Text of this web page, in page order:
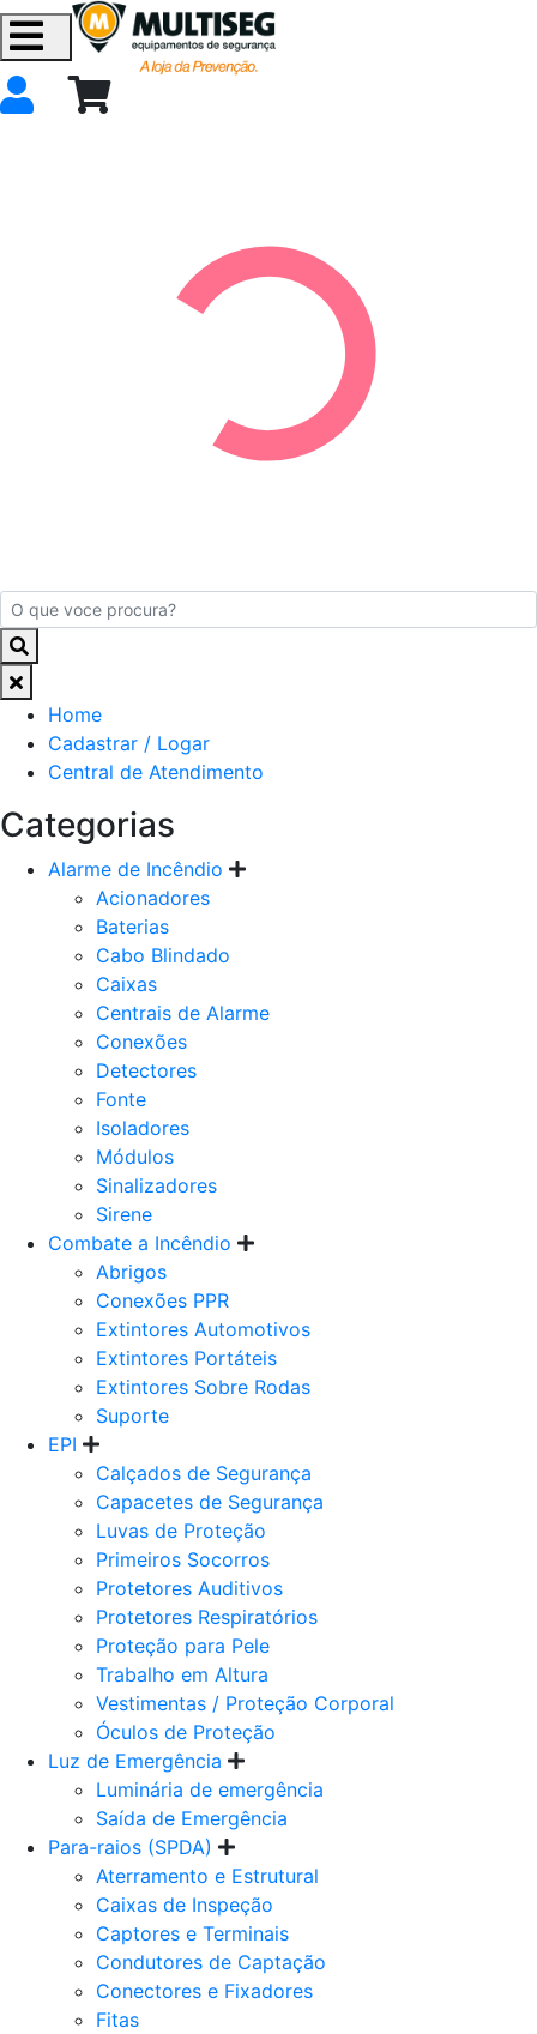
Home
Cadastrar / Logar
Central de Atendimento
Categorias
Alarme de Incêndio
Acionadores
Baterias
Cabo Blindado
Caixas
Centrais de Alarme
Conexões
Detectores
Fonte
Isoladores
Módulos
Sinalizadores
Sirene
Combate a Incêndio
Abrigos
Conexões PPR
Extintores Automotivos
Extintores Portáteis
Extintores Sobre Rodas
Suporte
EPI
Calçados de Segurança
Capacetes de Segurança
Luvas de Proteção
Primeiros Socorros
Protetores Auditivos
Protetores Respiratórios
Proteção para Pele
Trabalho em Altura
Vestimentas / Proteção Corporal
Óculos de Proteção
Luz de Emergência
Luminária de emergência
Saída de Emergência
Para-raios (SPDA)
Aterramento e Estrutural
Caixas de Inspeção
Captores e Terminais
Condutores de Captação
Conectores e Fixadores
Fitas